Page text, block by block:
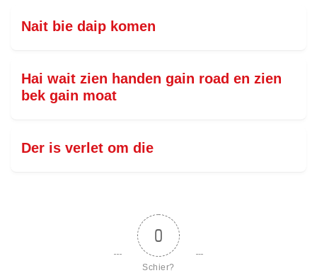
Nait bie daip komen
Hai wait zien handen gain road en zien
bek gain moat
Der is verlet om die
0
Schier?